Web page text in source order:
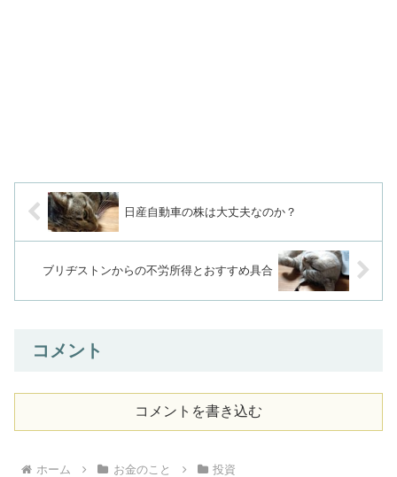
日産自動車の株は大丈夫なのか？
ブリヂストンからの不労所得とおすすめ具合
コメント
コメントを書き込む
ホーム お金のこと 投資